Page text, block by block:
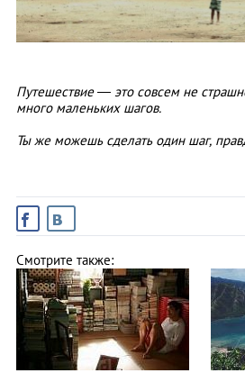
Путешествие — это совсем не
много маленьких шагов.
Ты же можешь сделать один шаг,
Смотрите также: